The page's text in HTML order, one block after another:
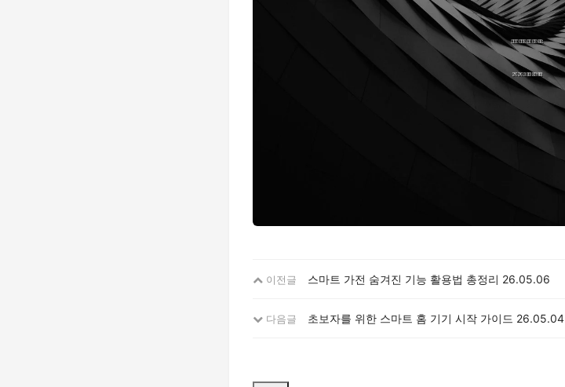
이전글 스마트 가전 숨겨진 기능 활용법 총정리 26.05.06
다음글 초보자를 위한 스마트 홈 기기 시작 가이드 26.05.04